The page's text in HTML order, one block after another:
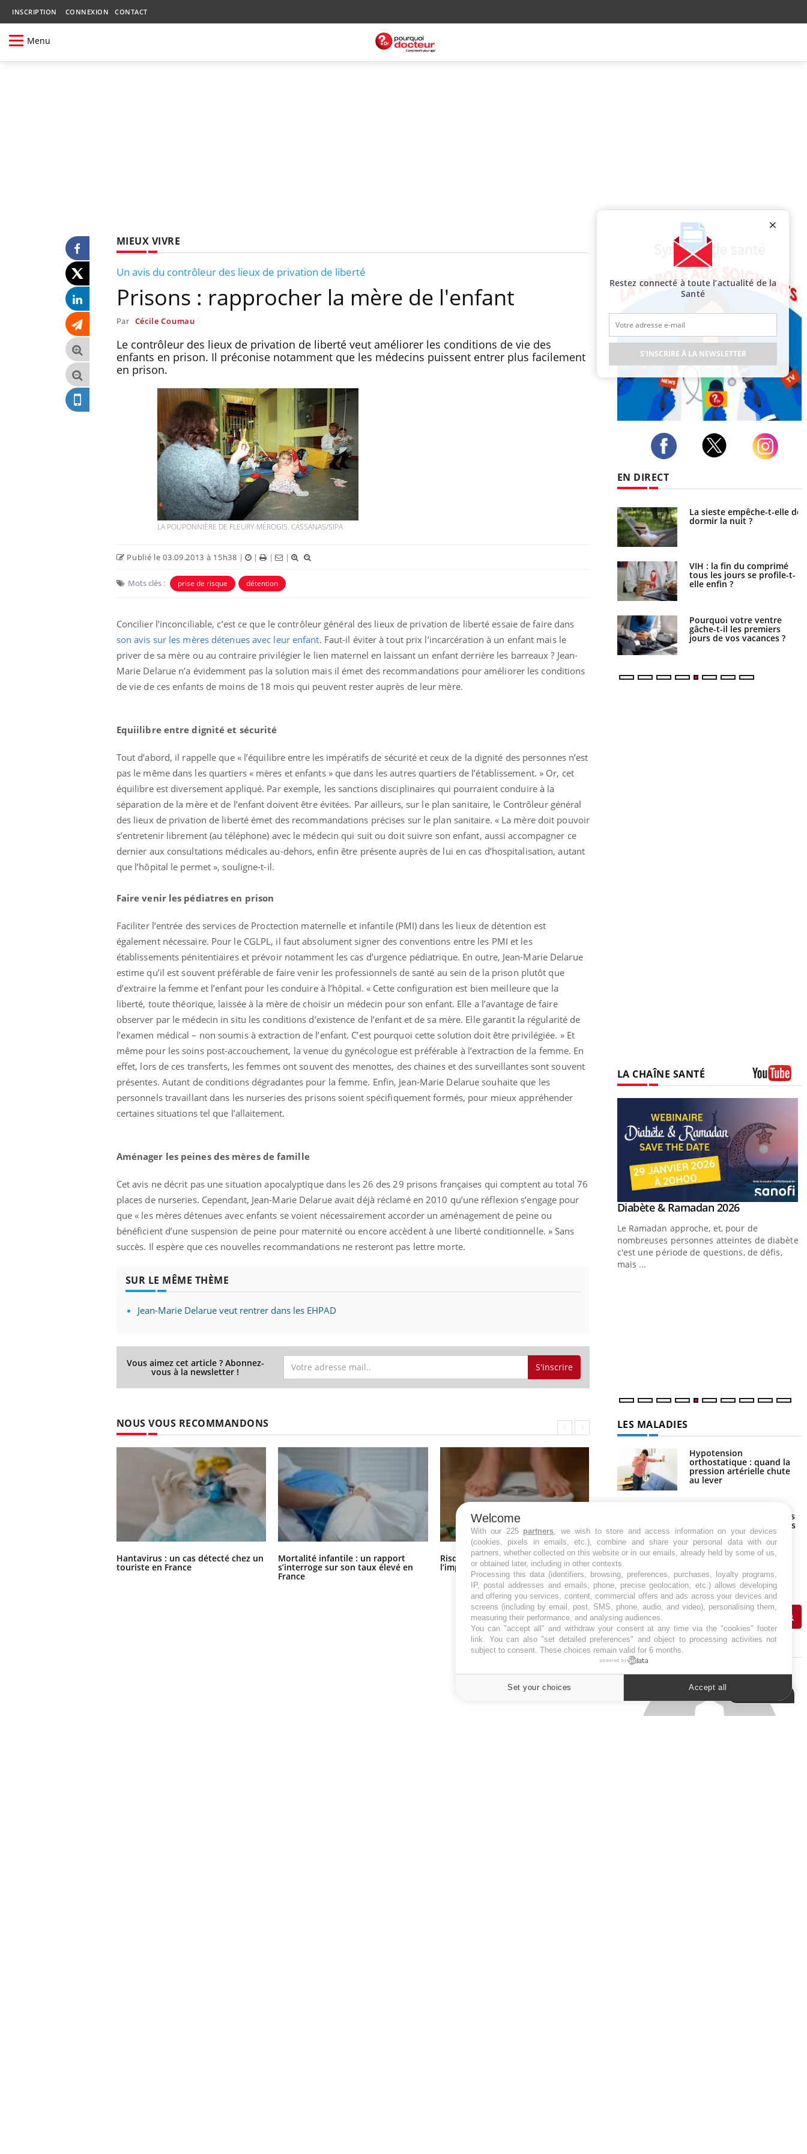
INSCRIPTION CONNEXION CONTACT
Menu
MIEUX VIVRE
Un avis du contrôleur des lieux de privation de liberté
Prisons : rapprocher la mère de l'enfant
Par Cécile Coumau
Le contrôleur des lieux de privation de liberté veut améliorer les conditions de vie des
enfants en prison. Il préconise notamment que les médecins puissent entrer plus facilement
en prison.
LA POUPONNIÈRE DE FLEURY-MÉROGIS. CASSANAS/SIPA
Publié le 03.09.2013 à 15h38 | | | |
Mots clés : prise de risque détention
Concilier l’inconciliable, c’est ce que le contrôleur général des lieux de privation de liberté essaie de faire dans
son avis sur les mères détenues avec leur enfant. Faut-il éviter à tout prix l’incarcération à un enfant mais le
priver de sa mère ou au contraire privilégier le lien maternel en laissant un enfant derrière les barreaux ? Jean-
Marie Delarue n’a évidemment pas la solution mais il émet des recommandations pour améliorer les conditions
de vie de ces enfants de moins de 18 mois qui peuvent rester auprès de leur mère.
Equiilibre entre dignité et sécurité
Tout d’abord, il rappelle que « l’équilibre entre les impératifs de sécurité et ceux de la dignité des personnes n’est
pas le même dans les quartiers « mères et enfants » que dans les autres quartiers de l’établissement. » Or, cet
équilibre est diversement appliqué. Par exemple, les sanctions disciplinaires qui pourraient conduire à la
séparation de la mère et de l’enfant doivent être évitées. Par ailleurs, sur le plan sanitaire, le Contrôleur général
des lieux de privation de liberté émet des recommandations précises sur le plan sanitaire. « La mère doit pouvoir
s’entretenir librement (au téléphone) avec le médecin qui suit ou doit suivre son enfant, aussi accompagner ce
dernier aux consultations médicales au-dehors, enfin être présente auprès de lui en cas d’hospitalisation, autant
que l’hôpital le permet », souligne-t-il.
Faire venir les pédiatres en prison
Faciliter l’entrée des services de Proctection maternelle et infantile (PMI) dans les lieux de détention est
également nécessaire. Pour le CGLPL, il faut absolument signer des conventions entre les PMI et les
établissements pénitentiaires et prévoir notamment les cas d’urgence pédiatrique. En outre, Jean-Marie Delarue
estime qu’il est souvent préférable de faire venir les professionnels de santé au sein de la prison plutôt que
d’extraire la femme et l’enfant pour les conduire à l’hôpital. « Cette configuration est bien meilleure que la
liberté, toute théorique, laissée à la mère de choisir un médecin pour son enfant. Elle a l’avantage de faire
observer par le médecin in situ les conditions d’existence de l’enfant et de sa mère. Elle garantit la régularité de
l’examen médical – non soumis à extraction de l’enfant. C’est pourquoi cette solution doit être privilégiée. » Et
même pour les soins post-accouchement, la venue du gynécologue est préférable à l’extraction de la femme. En
effet, lors de ces transferts, les femmes ont souvent des menottes, des chaines et des surveillantes sont souvent
présentes. Autant de conditions dégradantes pour la femme. Enfin, Jean-Marie Delarue souhaite que les
personnels travaillant dans les nurseries des prisons soient spécifiquement formés, pour mieux appréhender
certaines situations tel que l’allaitement.
Aménager les peines des mères de famille
Cet avis ne décrit pas une situation apocalyptique dans les 26 des 29 prisons françaises qui comptent au total 76
places de nurseries. Cependant, Jean-Marie Delarue avait déjà réclamé en 2010 qu’une réflexion s’engage pour
que « les mères détenues avec enfants se voient nécessairement accorder un aménagement de peine ou
bénéficient d’une suspension de peine pour maternité ou encore accèdent à une liberté conditionnelle. » Sans
succès. Il espère que ces nouvelles recommandations ne resteront pas lettre morte.
SUR LE MÊME THÈME
Jean-Marie Delarue veut rentrer dans les EHPAD
Vous aimez cet article ? Abonnez-
vous à la newsletter ! S'inscrire
NOUS VOUS RECOMMANDONS
Hantavirus : un cas détecté chez un
touriste en France
Mortalité infantile : un rapport
s’interroge sur son taux élevé en
France
Risque de cancer : sous-estime-t-on
l’impact du surpoids ?
Régimes cétogènes : un risque de
cancer de l’intestin grêle
EN DIRECT
Comment oublier les
écrans en vacances ?
comment le travail
empiète de plus en plus
sur nos soirées
Cancer colorectal : une
stratégie simple aurait
changé la donne au Pays
basque
Chikungunya, dengue,
West Nile : que se passe-t-
il dans le sud de la France ?
Cytomégalovirus : ce qui
change dans la prise en
charge des femmes
enceintes
La sieste empêche-t-elle de
dormir la nuit ?
VIH : la fin du comprimé
tous les jours se profile-t-
elle enfin ?
Pourquoi votre ventre
gâche-t-il les premiers
jours de vos vacances ?
Fortes chaleurs : pourquoi
le risque de noyade
Le Viagra pourrait-il freiner
la propagation du cancer ?
Pourquoi manger moins de
protéines pourrait
finalement être bénéfique
LA CHAÎNE SANTÉ
Insuline & Charge mentale : et si on
osait en parler?? Youtube
En 2026, l'insuline dans le diabète de type 2
reste entourée d'idées reçues chez les
Youtube
Eczéma Chronique des Mains : se
préparer pour l’été !Youtube
L'été arrive… et avec lui, un tout nouveau
rythme de vie ! Vacances, plage, piscine,
Youtube
Diabète & Ramadan 2026Youtube
Le Ramadan approche, et, pour de
nombreuses personnes atteintes de diabète,
c'est une période de questions, de défis,
mais ...
Youtube
Un « jumeau numérique » pour
préventive Youtube
Un établissement lié à un groupe mutualiste
innove en matière de bilan de santé :
orthostatique : quand la
pression artérielle chute
au lever
rouges aux conséquences
Maladie de Charcot
(Sclérose latérale
J'AI MAL
Restez connecté à toute l’actualité de la
Santé
S'INSCRIRE À LA NEWSLETTER
Welcome
With our 225 partners, we wish to store and access information on your devices
(cookies, pixels in emails, etc.), combine and share your personal data with our
partners, whether collected on this website or in our emails, already held by some of us,
or obtained later, including in other contexts.
Processing this data (identifiers, browsing, preferences, purchases, loyalty programs,
IP, postal addresses and emails, phone, precise geolocation, etc.) allows developing
and offering you services, content, commercial offers and ads across your devices and
screens (including by email, post, SMS, phone, audio, and video), personalising them,
measuring their performance, and analysing audiences.
You can "accept all" and withdraw your consent at any time via the "cookies" footer
link. You can also "set detailed preferences" and object to processing activities not
subject to consent. These choices remain valid for 6 months.
powered by
Set your choices Accept all